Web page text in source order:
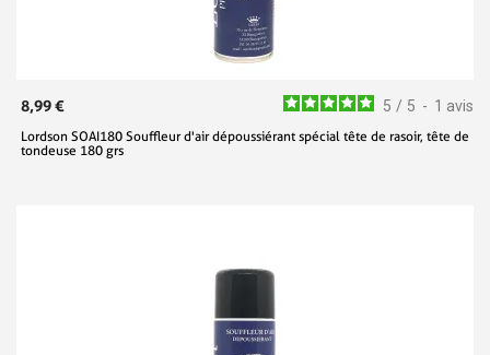
5 / 5 - 1 avis
8,99 €
Lordson SOAI180 Souffleur d'air dépoussiérant spécial tête de rasoir, tête de
tondeuse 180 grs